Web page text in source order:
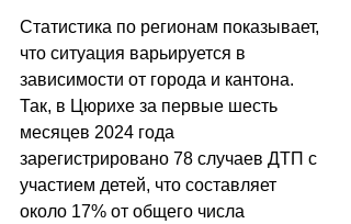
Статистика по регионам показывает,
что ситуация варьируется в
зависимости от города и кантона.
Так, в Цюрихе за первые шесть
месяцев 2024 года
зарегистрировано 78 случаев ДТП с
участием детей, что составляет
около 17% от общего числа